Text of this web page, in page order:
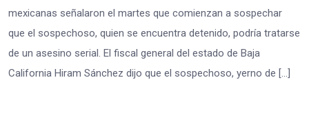
mexicanas señalaron el martes que comienzan a sospechar
que el sospechoso, quien se encuentra detenido, podría tratarse
de un asesino serial. El fiscal general del estado de Baja
California Hiram Sánchez dijo que el sospechoso, yerno de […]